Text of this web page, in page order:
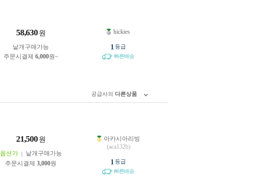
58,630 원
낱개구매가능
주문시결제 6,000원~
hickies
1 등급
빠른배송
공급사의 다른상품
21,500 원
옵션가
낱개구매가능
주문시결제 3,000원
아카시아리빙
(aca132b)
1 등급
빠른배송